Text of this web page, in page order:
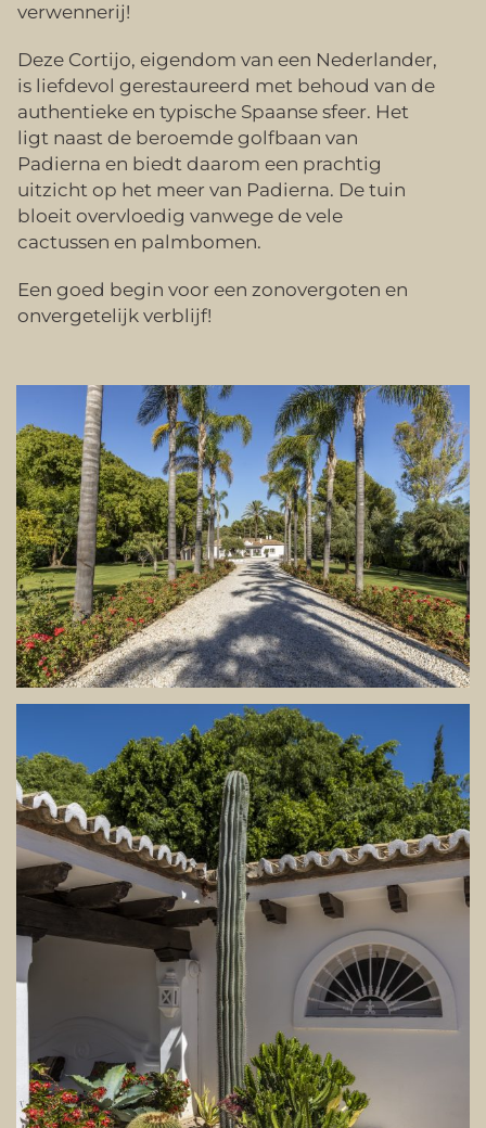
verwennerij!
Deze Cortijo, eigendom van een Nederlander,
is liefdevol gerestaureerd met behoud van de
authentieke en typische Spaanse sfeer. Het
ligt naast de beroemde golfbaan van
Padierna en biedt daarom een prachtig
uitzicht op het meer van Padierna. De tuin
bloeit overvloedig vanwege de vele
cactussen en palmbomen.
Een goed begin voor een zonovergoten en
onvergetelijk verblijf!